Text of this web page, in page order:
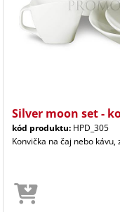
Silver moon set -
kód produktu: HPD_305
Konvička na čaj nebo